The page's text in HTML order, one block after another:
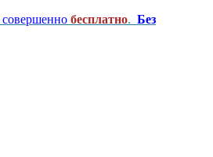
совершенно бесплатно. Без